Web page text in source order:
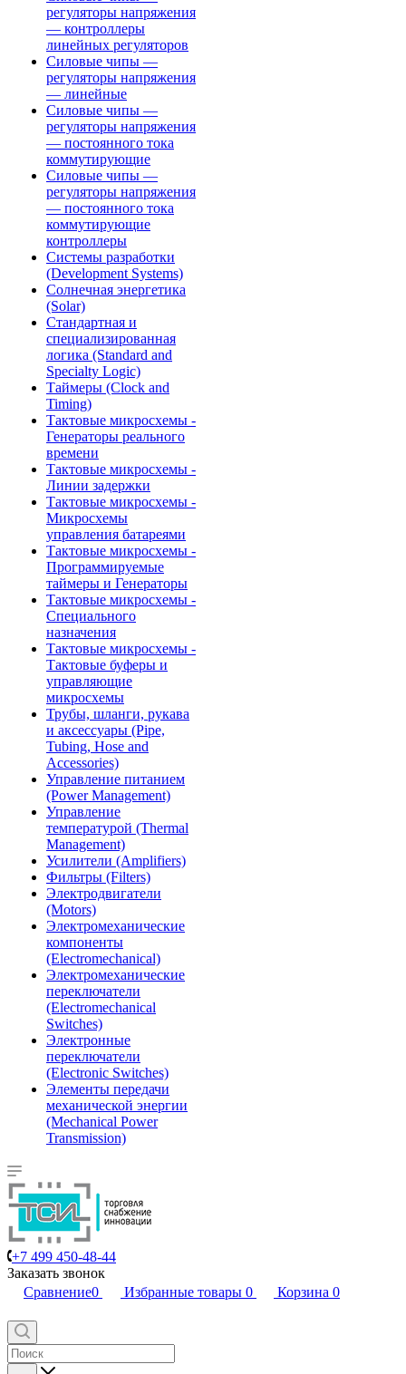
регуляторы напряжения
— контроллеры
линейных регуляторов
Силовые чипы —
регуляторы напряжения
— линейные
Силовые чипы —
регуляторы напряжения
— постоянного тока
коммутирующие
Силовые чипы —
регуляторы напряжения
— постоянного тока
коммутирующие
контроллеры
Системы разработки
(Development Systems)
Солнечная энергетика
(Solar)
Стандартная и
специализированная
логика (Standard and
Specialty Logic)
Таймеры (Clock and
Timing)
Тактовые микросхемы -
Генераторы реального
времени
Тактовые микросхемы -
Линии задержки
Тактовые микросхемы -
Микросхемы
управления батареями
Тактовые микросхемы -
Программируемые
таймеры и Генераторы
Тактовые микросхемы -
Специального
назначения
Тактовые микросхемы -
Тактовые буферы и
управляющие
микросхемы
Трубы, шланги, рукава
и аксессуары (Pipe,
Tubing, Hose and
Accessories)
Управление питанием
(Power Management)
Управление
температурой (Thermal
Management)
Усилители (Amplifiers)
Фильтры (Filters)
Электродвигатели
(Motors)
Электромеханические
компоненты
(Electromechanical)
Электромеханические
переключатели
(Electromechanical
Switches)
Электронные
переключатели
(Electronic Switches)
Элементы передачи
механической энергии
(Mechanical Power
Transmission)
+7 499 450-48-44
Заказать звонок
Сравнение0 Избранные товары 0 Корзина 0